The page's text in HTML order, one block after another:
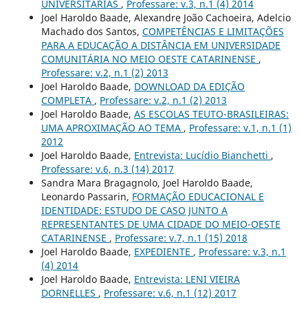
UNIVERSITÁRIAS , Professare: v.3, n.1 (4) 2014
Joel Haroldo Baade, Alexandre João Cachoeira, Adelcio
Machado dos Santos, COMPETÊNCIAS E LIMITAÇÕES
PARA A EDUCAÇÃO A DISTÂNCIA EM UNIVERSIDADE
COMUNITÁRIA NO MEIO OESTE CATARINENSE ,
Professare: v.2, n.1 (2) 2013
Joel Haroldo Baade, DOWNLOAD DA EDIÇÃO
COMPLETA , Professare: v.2, n.1 (2) 2013
Joel Haroldo Baade, AS ESCOLAS TEUTO-BRASILEIRAS:
UMA APROXIMAÇÃO AO TEMA , Professare: v.1, n.1 (1)
2012
Joel Haroldo Baade, Entrevista: Lucídio Bianchetti ,
Professare: v.6, n.3 (14) 2017
Sandra Mara Bragagnolo, Joel Haroldo Baade,
Leonardo Passarin, FORMAÇÃO EDUCACIONAL E
IDENTIDADE: ESTUDO DE CASO JUNTO A
REPRESENTANTES DE UMA CIDADE DO MEIO-OESTE
CATARINENSE , Professare: v.7, n.1 (15) 2018
Joel Haroldo Baade, EXPEDIENTE , Professare: v.3, n.1
(4) 2014
Joel Haroldo Baade, Entrevista: LENI VIEIRA
DORNELLES , Professare: v.6, n.1 (12) 2017